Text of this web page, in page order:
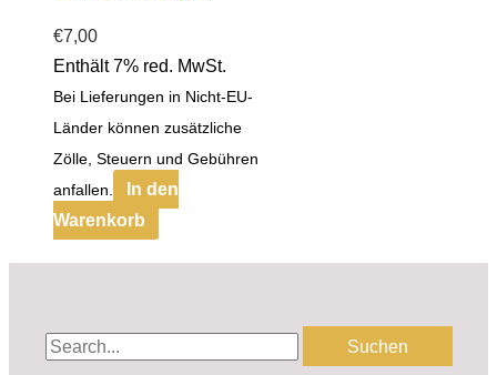
€7,00
Enthält 7% red. MwSt.
Bei Lieferungen in Nicht-EU-
Länder können zusätzliche
Zölle, Steuern und Gebühren
anfallen.
In den
Warenkorb